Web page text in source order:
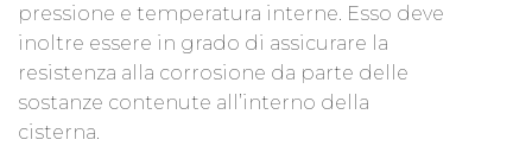
pressione e temperatura interne. Esso deve
inoltre essere in grado di assicurare la
resistenza alla corrosione da parte delle
sostanze contenute all’interno della
cisterna.